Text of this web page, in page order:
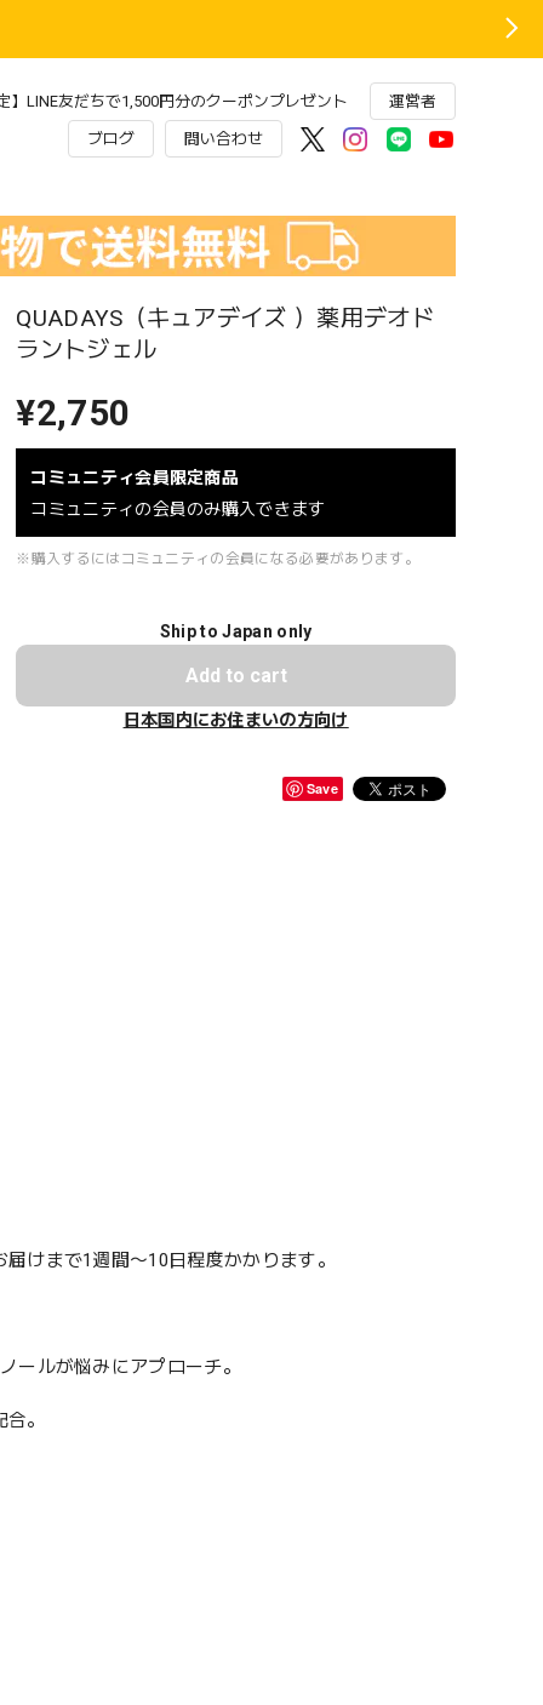
】LINE友だちで1,500円分のクーポンプレゼント 運営者
ブログ 問い合わせ
QUADAYS（キュアデイズ ）薬用デオド
ラントジェル
¥2,750
コミュニティ会員限定商品
コミュニティの会員のみ購入できます
※購入するにはコミュニティの会員になる必要があります。
Ship to Japan only
Add to cart
日本国内にお住まいの方向け
Save
けまで1週間〜10日程度かかります。
ールが悩みにアプローチ。
。